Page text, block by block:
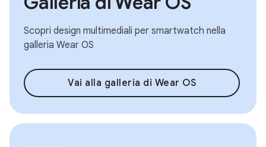
Scopri design multimediali per smartwatch nella
galleria Wear OS
Vai alla galleria di Wear OS